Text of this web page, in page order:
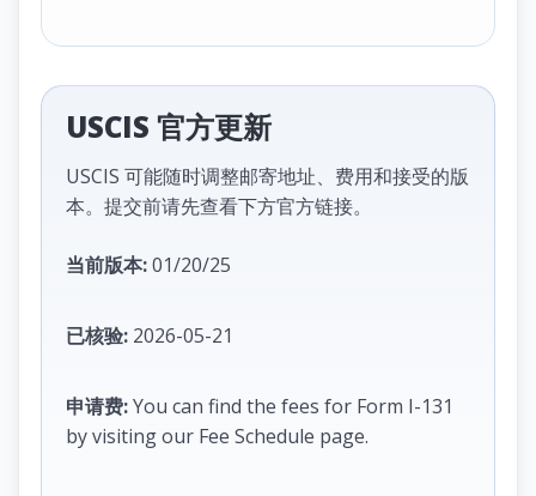
USCIS 官方更新
USCIS 可能随时调整邮寄地址、费用和接受的版
本。提交前请先查看下方官方链接。
当前版本:01/20/25
已核验: 2026-05-21
申请费:You can find the fees for Form I-131
by visiting our Fee Schedule page.